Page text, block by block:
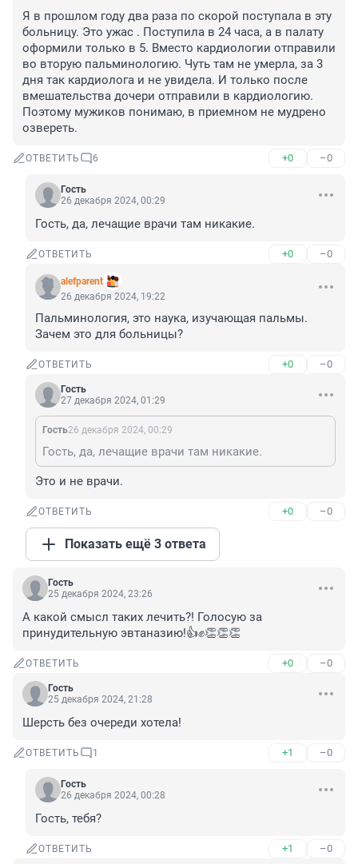
Я в прошлом году два раза по скорой поступала в эту
больницу. Это ужас . Поступила в 24 часа, а в палату
оформили только в 5. Вместо кардиологии отправили
во вторую пальминологию. Чуть там не умерла, за 3
дня так кардиолога и не увидела. И только после
вмешательства дочери отправили в кардиологию.
Поэтому мужиков понимаю, в приемном не мудрено
озвереть.
ОТВЕТИТЬ 6 +0 –0
Гость
26 декабря 2024, 00:29
Гость, да, лечащие врачи там никакие.
ОТВЕТИТЬ +0 –0
alefparent
26 декабря 2024, 19:22
Пальминология, это наука, изучающая пальмы.
Зачем это для больницы?
ОТВЕТИТЬ +0 –0
Гость
27 декабря 2024, 01:29
Гость26 декабря 2024, 00:29
Гость, да, лечащие врачи там никакие.
Это и не врачи.
ОТВЕТИТЬ +0 –0
Показать ещё 3 ответа
Гость
25 декабря 2024, 23:26
А какой смысл таких лечить?! Голосую за
принудительную эвтаназию!👍✊👏👏👏
ОТВЕТИТЬ +0 –0
Гость
25 декабря 2024, 21:28
Шерсть без очереди хотела!
ОТВЕТИТЬ 1 +1 –0
Гость
26 декабря 2024, 00:28
Гость, тебя?
ОТВЕТИТЬ +1 –0